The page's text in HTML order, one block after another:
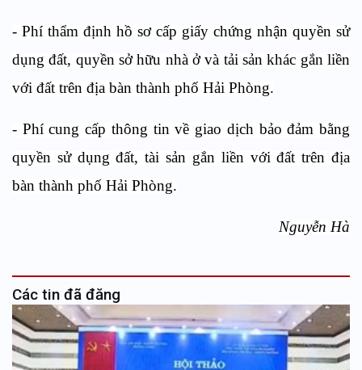
- Phí thẩm định hồ sơ cấp giấy chứng nhận quyền sử
dụng đất, quyền sở hữu nhà ở và tải sản khác gắn liền
với đất trên địa bàn thành phố Hải Phòng.
- Phí cung cấp thông tin về giao dịch bảo đảm bằng
quyền sử dụng đất, tài sản gắn liền với đất trên địa
bàn thành phố Hải Phòng.
Nguyễn Hà
Các tin đã đăng